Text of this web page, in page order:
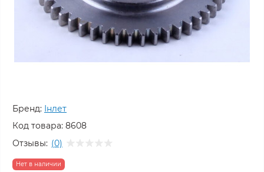
Бренд: Інлет
Код товара: 8608
Отзывы: (0)
Нет в наличии